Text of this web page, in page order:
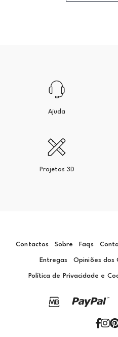
Ajuda
Projetos 3D
Contactos Sobre Faqs
Entregas Opiniões dos
Política de Privacidade e